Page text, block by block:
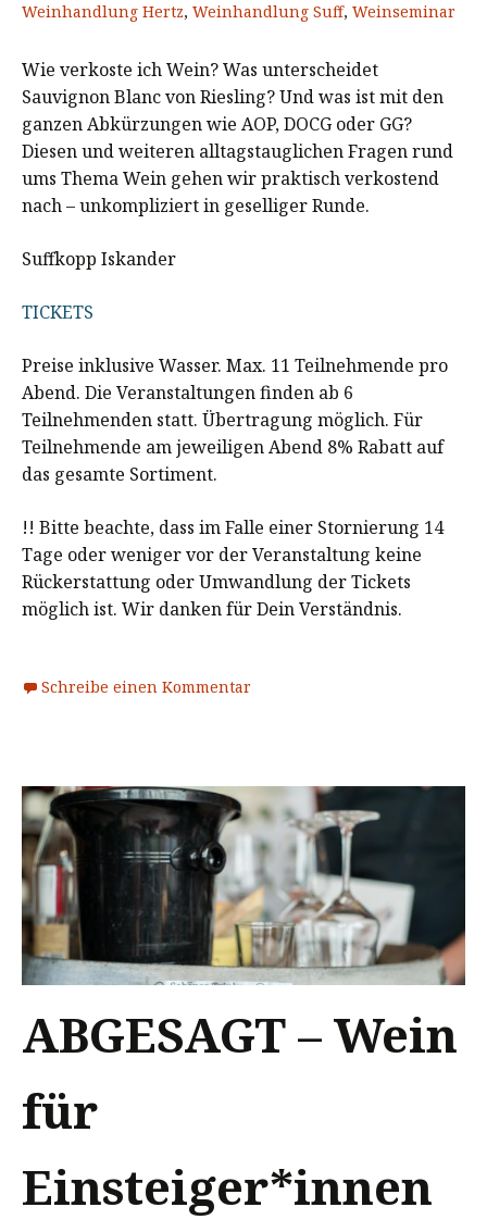
Weinhandlung Hertz, Weinhandlung Suff, Weinseminar
Wie verkoste ich Wein? Was unterscheidet
Sauvignon Blanc von Riesling? Und was ist mit den
ganzen Abkürzungen wie AOP, DOCG oder GG?
Diesen und weiteren alltagstauglichen Fragen rund
ums Thema Wein gehen wir praktisch verkostend
nach – unkompliziert in geselliger Runde.
Suffkopp Iskander
TICKETS
Preise inklusive Wasser. Max. 11 Teilnehmende pro
Abend. Die Veranstaltungen finden ab 6
Teilnehmenden statt. Übertragung möglich. Für
Teilnehmende am jeweiligen Abend 8% Rabatt auf
das gesamte Sortiment.
!! Bitte beachte, dass im Falle einer Stornierung 14
Tage oder weniger vor der Veranstaltung keine
Rückerstattung oder Umwandlung der Tickets
möglich ist. Wir danken für Dein Verständnis.
Schreibe einen Kommentar
ABGESAGT – Wein
für
Einsteiger*innen